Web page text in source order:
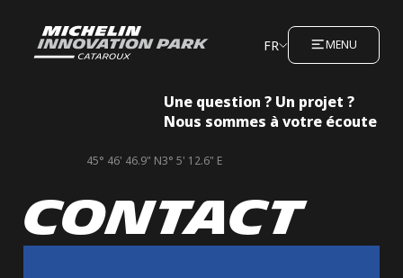
FR MENU
Une question ? Un projet ?
Nous sommes à votre écoute
45° 46' 46.9" N3° 5' 12.6" E
CONTACT